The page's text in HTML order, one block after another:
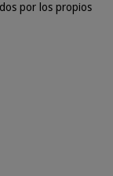
por los propios